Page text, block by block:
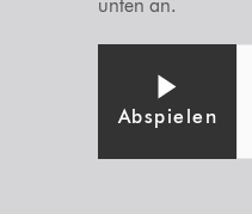
unten an.
Abspielen